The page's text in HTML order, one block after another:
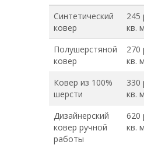
Синтетический
ковер
245
кв.
Полушерстяной
ковер
270
кв.
Ковер из 100%
шерсти
330
кв.
Дизайнерский
ковер ручной
работы
620
кв.